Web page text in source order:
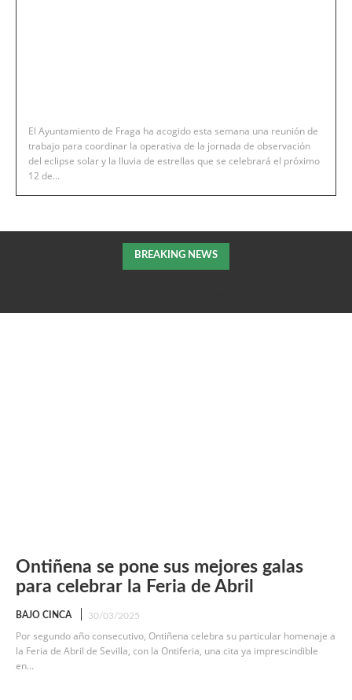
El Ayuntamiento de Fraga ha acogido esta semana una reunión de
trabajo para coordinar la operativa de la jornada de observación
del eclipse solar y la lluvia de estrellas que se celebrará el próximo
12 de...
BREAKING NEWS
Ontiñena se pone sus mejores galas
para celebrar la Feria de Abril
BAJO CINCA 30/03/2025
Por segundo año consecutivo, Ontiñena celebra su particular homenaje a
la Feria de Abril de Sevilla, con la Ontiferia, una cita ya imprescindible
en...